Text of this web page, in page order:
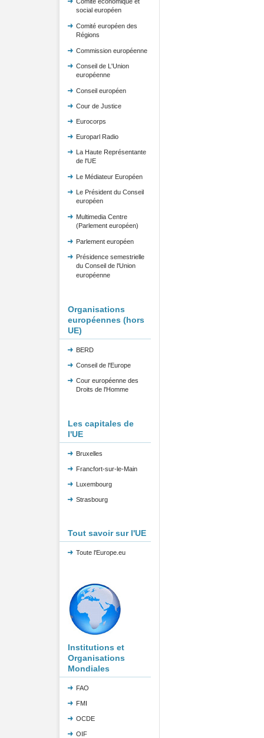
social européen
Comité européen des
Régions
Commission européenne
Conseil de L'Union
européenne
Conseil européen
Cour de Justice
Eurocorps
Europarl Radio
La Haute Représentante
de l'UE
Le Médiateur Européen
Le Président du Conseil
européen
Multimedia Centre
(Parlement européen)
Parlement européen
Présidence semestrielle
du Conseil de l'Union
européenne
Organisations
européennes (hors
UE)
BERD
Conseil de l'Europe
Cour européenne des
Droits de l'Homme
Les capitales de
l'UE
Bruxelles
Francfort-sur-le-Main
Luxembourg
Strasbourg
Tout savoir sur l'UE
Toute l'Europe.eu
Institutions et
Organisations
Mondiales
FAO
FMI
OCDE
OIF